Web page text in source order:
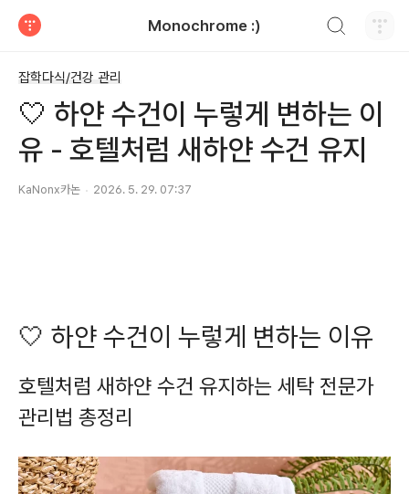
Monochrome :)
잡학다식/건강 관리
🤍 하얀 수건이 누렇게 변하는 이
유 - 호텔처럼 새하얀 수건 유지
KaNonx카논 2026. 5. 29. 07:37
🤍 하얀 수건이 누렇게 변하는 이유
호텔처럼 새하얀 수건 유지하는 세탁 전문가
관리법 총정리